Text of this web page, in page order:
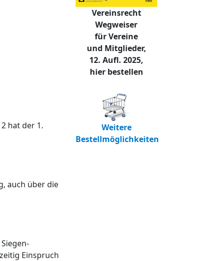
hat der 1.
auch über die
Einspruch
Vereinsrecht
Wegweiser
für Vereine
und Mitglieder,
12. Aufl. 2025,
hier bestellen
Weitere
Bestellmöglichkeiten